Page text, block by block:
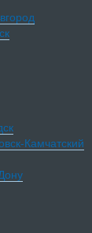
Камчатский